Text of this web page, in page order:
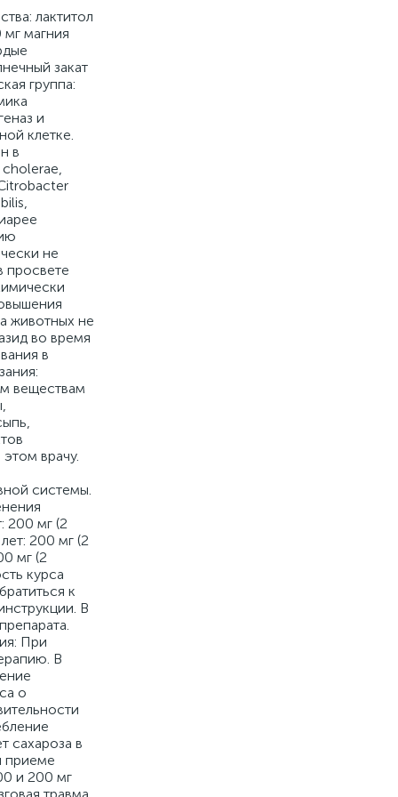
лактитол
магния
закат
группа:
и
клетке.
в
не
просвете
животных не
во время
в
веществам
врачу.
системы.
200 мг (2
200 мг (2
мг (2
курса
к
В
При
В
о
сахароза в
приеме
и 200 мг